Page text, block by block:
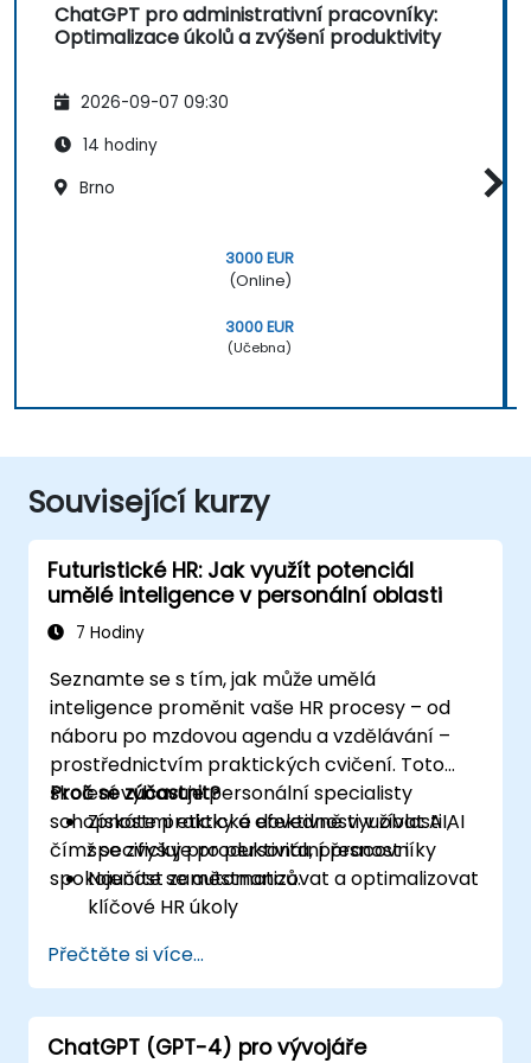
ChatGPT pro administrativní pracovníky:
Optimalizace úkolů a zvýšení produktivity
2026-09-07 09:30
14 hodiny
Brno
3000 EUR
(Online)
3000 EUR
(Učebna)
Související kurzy
Futuristické HR: Jak využít potenciál
umělé inteligence v personální oblasti
7 Hodiny
Seznamte se s tím, jak může umělá
inteligence proměnit vaše HR procesy – od
náboru po mzdovou agendu a vzdělávání –
prostřednictvím praktických cvičení. Toto
školení vybavuje personální specialisty
schopnostmi eticky a efektivně využívat AI,
čímž se zvyšuje produktivita, přesnost i
spokojenost zaměstnanců.
Proč se zúčastnit?
Získáte praktické dovednosti v oblasti AI
specificky pro personální pracovníky
Naučíte se automatizovat a optimalizovat
klíčové HR úkoly
ní spojených rizik
Připravíte si svůj personální tým na
budoucnost
Přečtěte si více...
ChatGPT (GPT-4) pro vývojáře